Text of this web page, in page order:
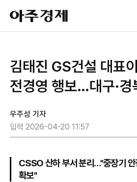
아
주
경
김태진 GS건설 대표
전경영 행보…대구·경
우주성 기자
입력 2026-04-20 11:57
CSSO 산하 부서 분리…"중장기 안
확보"